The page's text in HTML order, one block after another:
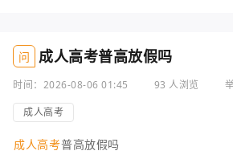
问 成人高考普高放假吗
时间：2026-08-06 01:45 93 人浏览
成人高考
成人高考普高放假吗